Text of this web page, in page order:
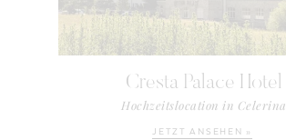
Cresta Palace Hotel
Hochzeitslocation in Celerina
JETZT ANSEHEN »